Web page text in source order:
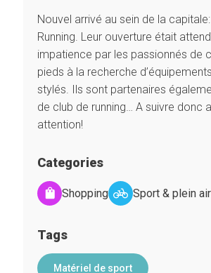
Nouvel arrivé au sein de la
Running. Leur ouverture était
impatience par les passionnés de
pieds à la recherche
stylés. Ils sont partenaires
de club de running… A suivre donc
attention!
Categories
Shopping Sport & plein air
Tags
Matériel de sport